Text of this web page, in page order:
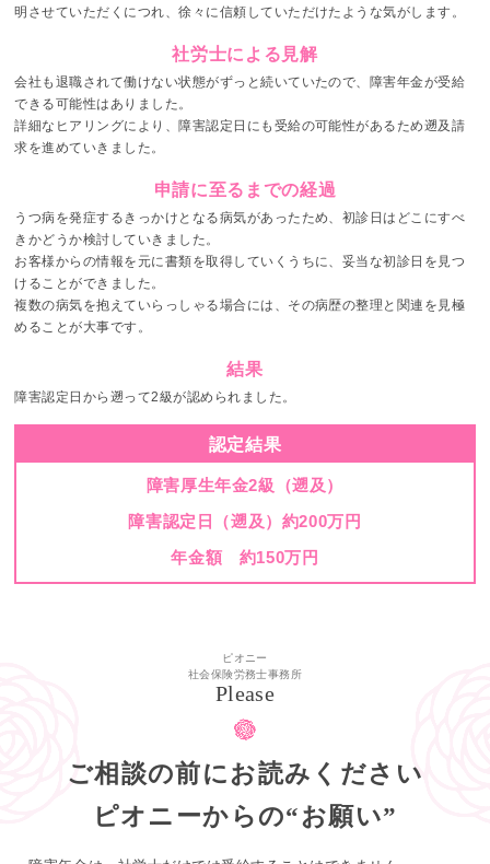
明させていただくにつれ、徐々に信頼していただけたような気がします。
社労士による見解
会社も退職されて働けない状態がずっと続いていたので、障害年金が受給
できる可能性はありました。
詳細なヒアリングにより、障害認定日にも受給の可能性があるため遡及請
求を進めていきました。
申請に至るまでの経過
うつ病を発症するきっかけとなる病気があったため、初診日はどこにすべ
きかどうか検討していきました。
お客様からの情報を元に書類を取得していくうちに、妥当な初診日を見つ
けることができました。
複数の病気を抱えていらっしゃる場合には、その病歴の整理と関連を見極
めることが大事です。
結果
障害認定日から遡って2級が認められました。
認定結果
障害厚生年金2級（遡及）
障害認定日（遡及）約200万円
年金額 約150万円
ピオニー
社会保険労務士事務所
Please
ご相談の前にお読みください
ピオニーからの“お願い”